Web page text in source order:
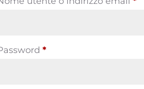
*Richiesto